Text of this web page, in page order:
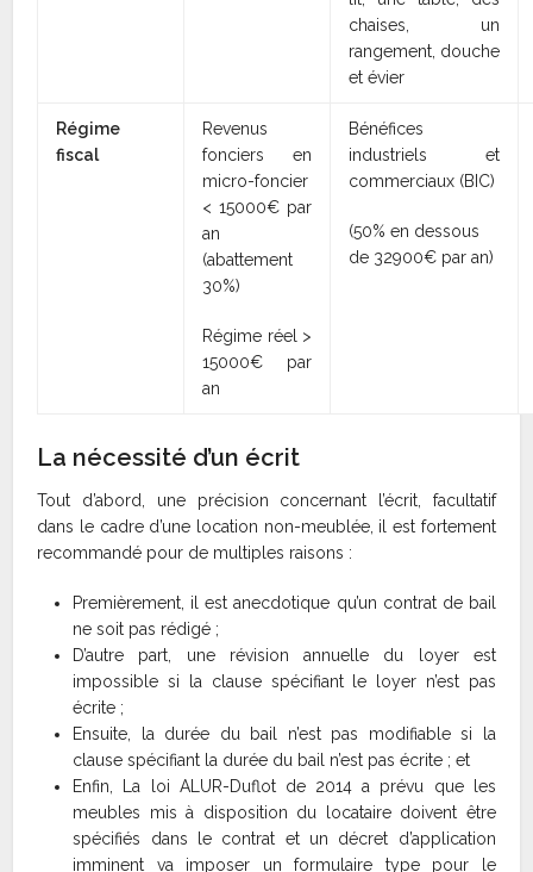
chaises, un
rangement, douche
et évier
Régime
fiscal
Revenus
fonciers en
micro-foncier
< 15000€ par
an
(abattement
30%)
Régime réel >
15000€ par
an
Bénéfices
industriels et
commerciaux (BIC)
(50% en dessous
de 32900€ par an)
La nécessité d’un écrit
Tout d’abord, une précision concernant l’écrit, facultatif
dans le cadre d’une location non-meublée, il est fortement
recommandé pour de multiples raisons :
Premièrement, il est anecdotique qu’un contrat de bail
ne soit pas rédigé ;
D’autre part, une révision annuelle du loyer est
impossible si la clause spécifiant le loyer n’est pas
écrite ;
Ensuite, la durée du bail n’est pas modifiable si la
clause spécifiant la durée du bail n’est pas écrite ; et
Enfin, La loi ALUR-Duflot de 2014 a prévu que les
meubles mis à disposition du locataire doivent être
spécifiés dans le contrat et un décret d’application
imminent va imposer un formulaire type pour le